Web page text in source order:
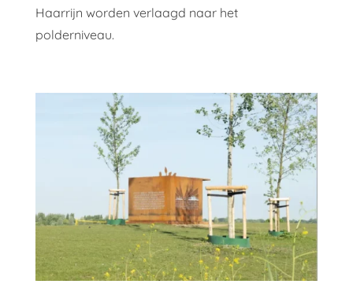
Haarrijn worden verlaagd naar het
polderniveau.